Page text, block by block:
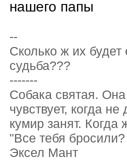
нашего папы
--
Сколько ж их
судьба???
-------
Собака святая.
чувствует, когда
кумир занят. Когда
"Все тебя
Эксел Мант